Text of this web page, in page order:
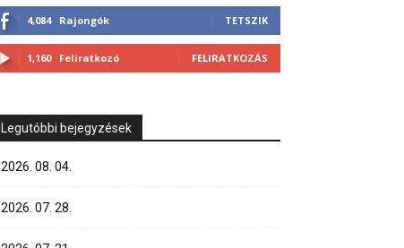
4,084 Rajongók TETSZIK
1,160 Feliratkozó FELIRATKOZÁS
Legutóbbi bejegyzések
2026. 08. 04.
2026. 07. 28.